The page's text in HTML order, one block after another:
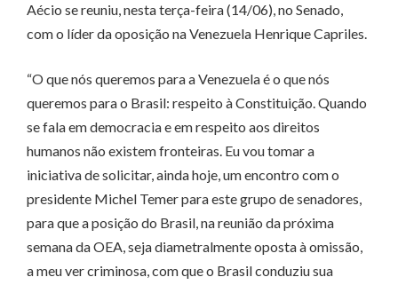
Aécio se reuniu, nesta terça-feira (14/06), no Senado,
com o líder da oposição na Venezuela Henrique Capriles.
“O que nós queremos para a Venezuela é o que nós
queremos para o Brasil: respeito à Constituição. Quando
se fala em democracia e em respeito aos direitos
humanos não existem fronteiras. Eu vou tomar a
iniciativa de solicitar, ainda hoje, um encontro com o
presidente Michel Temer para este grupo de senadores,
para que a posição do Brasil, na reunião da próxima
semana da OEA, seja diametralmente oposta à omissão,
a meu ver criminosa, com que o Brasil conduziu sua